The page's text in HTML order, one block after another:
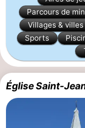
Webcam
Plage
Passer
la
nuit
Appartements
-
Park
-
Parcours de
Villages & villes
Sports
Église Saint-